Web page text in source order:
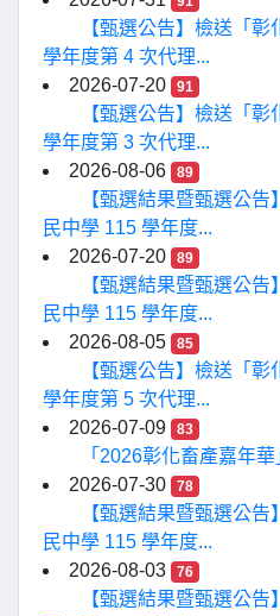
【甄選公告】檢送「
學年度第 4 次代理...
2026-07-20
91
【甄選公告】檢送「
學年度第 3 次代理...
2026-08-06
89
【甄選結果暨甄選公
民中學 115 學年度...
2026-07-20
89
【甄選結果暨甄選公
民中學 115 學年度...
2026-08-05
85
【甄選公告】檢送「
學年度第 5 次代理...
2026-07-09
83
「2026彰化畜產嘉年
2026-07-30
78
【甄選結果暨甄選公
民中學 115 學年度...
2026-08-03
76
【甄選結果暨甄選公